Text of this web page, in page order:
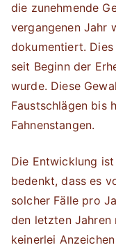
die zunehmende
vergangenen Jahr
dokumentiert.
seit Beginn der
wurde. Diese
Faustschlägen bis
Fahnenstangen.
Die Entwicklung
bedenkt, dass es
solcher Fälle pro
den letzten Jahren
keinerlei